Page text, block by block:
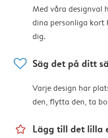
Med våra designval
dina personliga kort
dig.
heart Säg det på ditt
Varje design har
den, flytta den, ta
star_outline Lägg till det lilla